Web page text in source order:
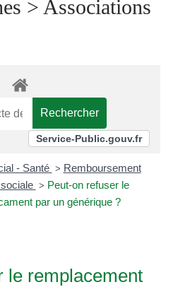
> Associations
Service-Public.gouv.fr
- Santé > Remboursement
> Peut-on refuser le
par un générique ?
le remplacement